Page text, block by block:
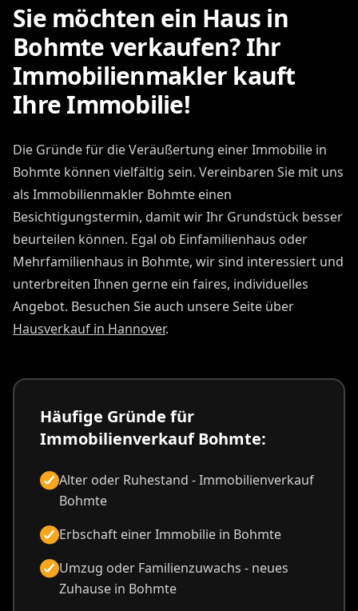
Sie möchten ein Haus in
Bohmte verkaufen? Ihr
Immobilienmakler kauft
Ihre Immobilie!
Die Gründe für die Veräußertung einer Immobilie in
Bohmte können vielfältig sein. Vereinbaren Sie mit uns
als Immobilienmakler Bohmte einen
Besichtigungstermin, damit wir Ihr Grundstück besser
beurteilen können. Egal ob Einfamilienhaus oder
Mehrfamilienhaus in Bohmte, wir sind interessiert und
unterbreiten Ihnen gerne ein faires, individuelles
Angebot. Besuchen Sie auch unsere Seite über
Hausverkauf in Hannover.
Häufige Gründe für
Immobilienverkauf Bohmte:
Alter oder Ruhestand - Immobilienverkauf
Bohmte
Erbschaft einer Immobilie in Bohmte
Umzug oder Familienzuwachs - neues
Zuhause in Bohmte